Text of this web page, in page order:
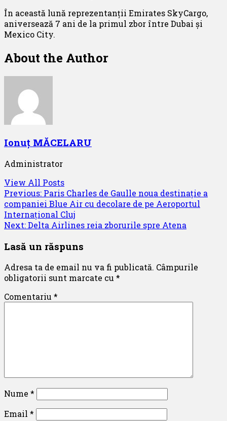
În această lună reprezentanții Emirates SkyCargo,
aniversează 7 ani de la primul zbor între Dubai și
Mexico City.
About the Author
Ionuț MĂCELARU
Administrator
View All Posts
Post
navigation
Previous: Paris Charles de Gaulle noua destinație a
companiei Blue Air cu decolare de pe Aeroportul
Internațional Cluj
Next:Delta Airlines reia zborurile spre Atena
Lasă un răspuns
Adresa ta de email nu va fi publicată. Câmpurile
obligatorii sunt marcate cu *
Comentariu *
Nume *
Email *